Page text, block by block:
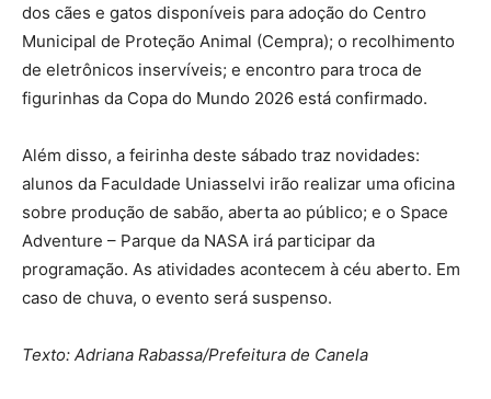
dos cães e gatos disponíveis para adoção do Centro
Municipal de Proteção Animal (Cempra); o recolhimento
de eletrônicos inservíveis; e encontro para troca de
figurinhas da Copa do Mundo 2026 está confirmado.
Além disso, a feirinha deste sábado traz novidades:
alunos da Faculdade Uniasselvi irão realizar uma oficina
sobre produção de sabão, aberta ao público; e o Space
Adventure – Parque da NASA irá participar da
programação. As atividades acontecem à céu aberto. Em
caso de chuva, o evento será suspenso.
Texto: Adriana Rabassa/Prefeitura de Canela